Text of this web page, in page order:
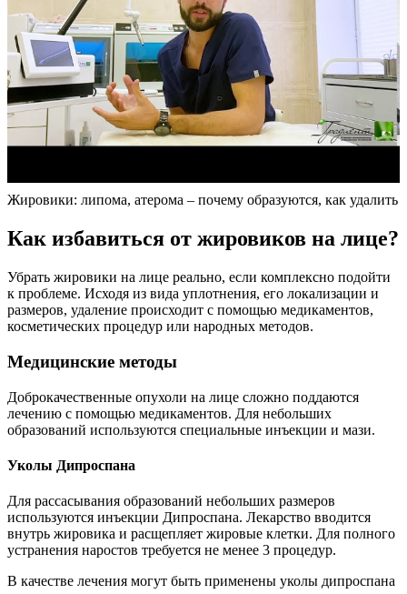
Жировики: липома, атерома – почему образуются, как удалить
Как избавиться от жировиков на лице?
Убрать жировики на лице реально, если комплексно подойти
к проблеме. Исходя из вида уплотнения, его локализации и
размеров, удаление происходит с помощью медикаментов,
косметических процедур или народных методов.
Медицинские методы
Доброкачественные опухоли на лице сложно поддаются
лечению с помощью медикаментов. Для небольших
образований используются специальные инъекции и мази.
Уколы Дипроспана
Для рассасывания образований небольших размеров
используются инъекции Дипроспана. Лекарство вводится
внутрь жировика и расщепляет жировые клетки. Для полного
устранения наростов требуется не менее 3 процедур.
В качестве лечения могут быть применены уколы дипроспана